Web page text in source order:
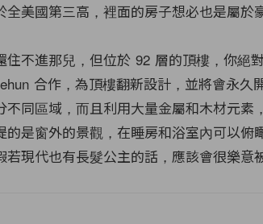
全美國第三高，裡面的房子想必也是屬於
住不進那兒，但位於 92 層的頂樓，你絕
合作，為頂樓翻新設計，並將會永久
不同區域，而且利用大量金屬和木材元素
的是窗外的景觀，在睡房和浴室內可以俯
若現代也有長髮公主的話，應該會很樂意